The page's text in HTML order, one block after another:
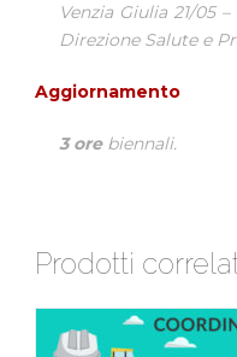
Venzia Giulia 21/05
Direzione Salute e
Aggiornamento
3 orebiennali.
Prodotti